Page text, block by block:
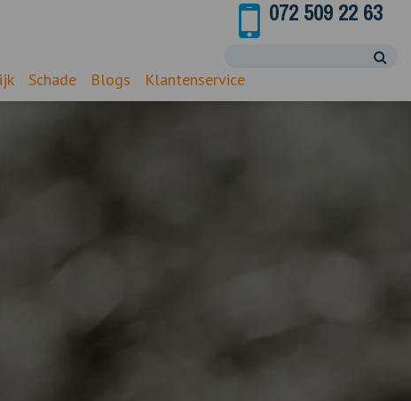
072 509 22 63
Schade Blogs Klantenservice